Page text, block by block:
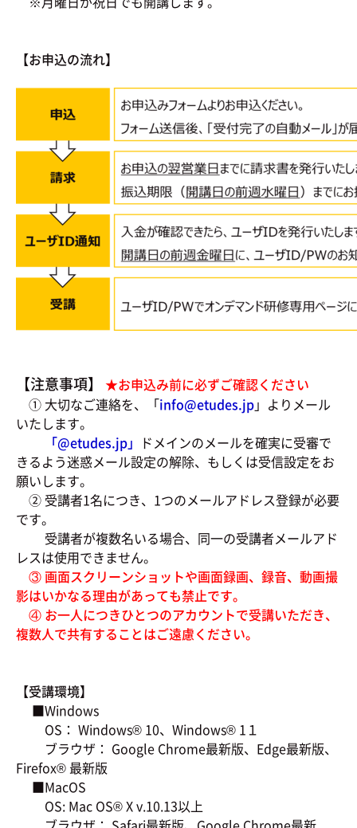
【お申込の流れ】
【注意事項】
★お申込み前に必ずご確認ください
① 大切なご連絡を、「info@etudes.jp」よりメール
いたします。
「@etudes.jp」 ドメインのメールを確実に受審で
きるよう迷惑メール設定の解除、もしくは受信設定をお
願いします。
② 受講者1名につき、1つのメールアドレス登録が必要
です。
受講者が複数名いる場合、同一の受講者メールアド
レスは使用できません。
③ 画面スクリーンショットや画面録画、録音、動画撮
影はいかなる理由があっても禁止です。
④ お一人につきひとつのアカウントで受講いただき、
複数人で共有することはご遠慮ください。
【受講環境】
■Windows
OS： Windows® 10、Windows® 1１
ブラウザ： Google Chrome最新版、Edge最新版、
Firefox® 最新版
■MacOS
OS: Mac OS® X v.10.13以上